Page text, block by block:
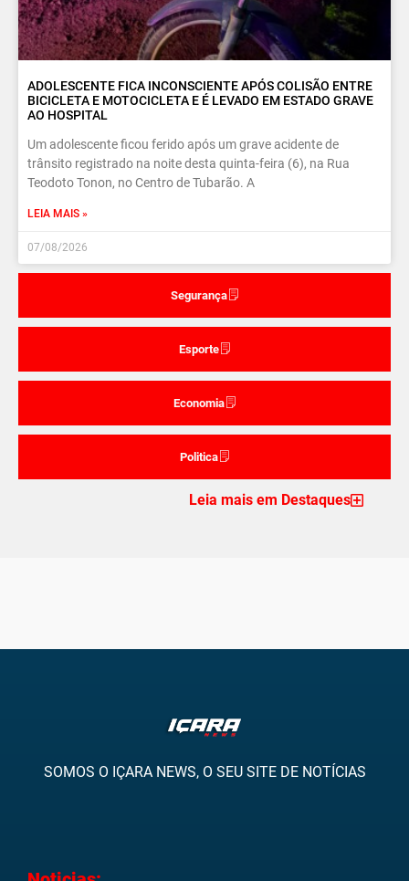
Segurança
Esporte
Economia
Politica
ADOLESCENTE FICA INCONSCIENTE APÓS COLISÃO ENTRE
BICICLETA E MOTOCICLETA E É LEVADO EM ESTADO GRAVE
AO HOSPITAL
Um adolescente ficou ferido após um grave acidente de
trânsito registrado na noite desta quinta-feira (6), na Rua
Teodoto Tonon, no Centro de Tubarão. A
LEIA MAIS »
07/08/2026
Leia mais em Destaques
SOMOS O IÇARA NEWS, O SEU SITE DE NOTÍCIAS